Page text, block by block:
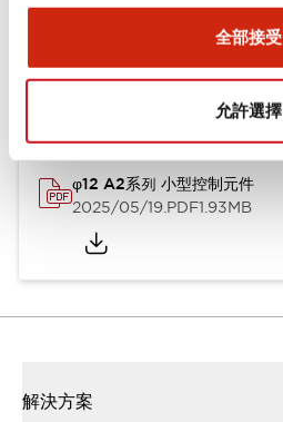
全部接受
允許選擇
文件和檔案
φ12 A2系列 小型控制元件
2025/05/19.PDF1.93MB
解決方案